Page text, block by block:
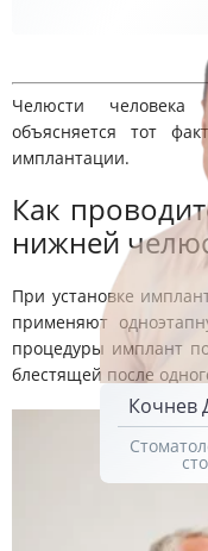
Кочнев
Челюсти
объясняется тот
имплантации.
Как
нижней
При установке
применяют
процедуры имплант
блестящей после